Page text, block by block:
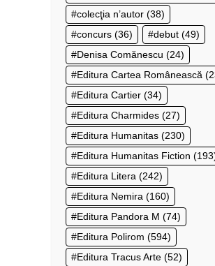
colecţia n’autor (38)
concurs (36) debut (49)
Denisa Comănescu (24)
Editura Cartea Românească
Editura Cartier (34)
Editura Charmides (27)
Editura Humanitas (230)
Editura Humanitas Fiction
Editura Litera (242)
Editura Nemira (160)
Editura Pandora M (74)
Editura Polirom (594)
Editura Tracus Arte (52)